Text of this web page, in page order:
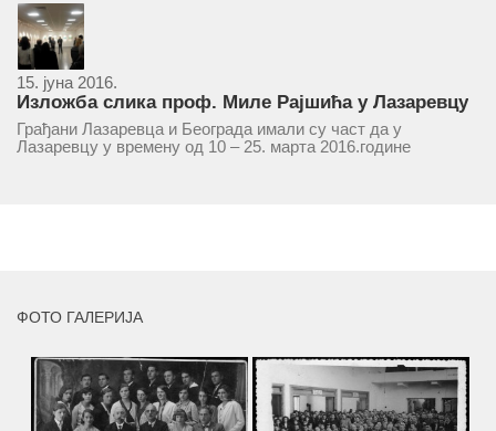
у цркву Светог оца Николаја у Борчи (Улица Вука Караџића
1), гдје ће бити служен парастос за...
15. јуна 2016.
Изложба слика проф. Миле Рајшића у Лазаревцу
Грађани Лазаревца и Београда имали су част да у
Лазаревцу у времену од 10 – 25. марта 2016.године
ФОТО ГАЛЕРИЈА